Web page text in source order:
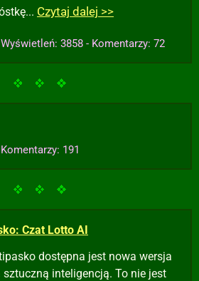
Czytaj dalej >>
3858 - Komentarzy: 72
191
Czat Lotto AI
dostępna jest nowa wersja
inteligencją. To nie jest